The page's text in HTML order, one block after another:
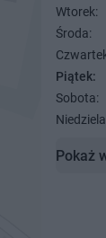
Wtorek:
Środa:
Piątek:
Sobota:
Pokaż